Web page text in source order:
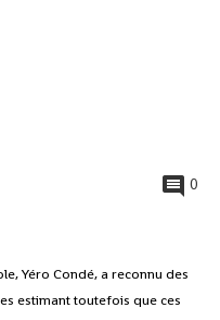
0
Yéro Condé, a reconnu des
estimant toutefois que ces